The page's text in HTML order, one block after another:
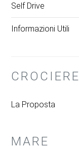
Self Drive
Informazioni Utili
CROCIERE
La Proposta
MARE